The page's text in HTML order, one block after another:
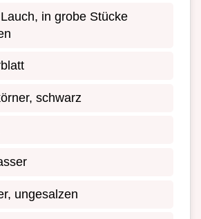
in grobe Stücke
schwarz
ungesalzen